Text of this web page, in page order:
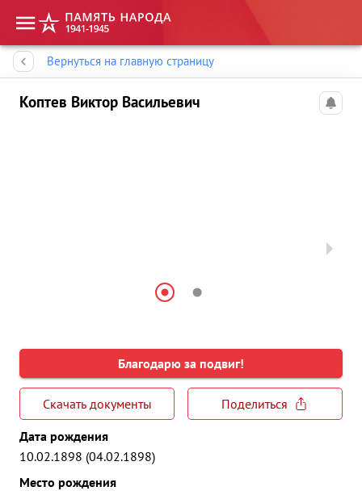
Вернуться на главную страницу
Коптев Виктор Васильевич
Благодарю за подвиг!
Скачать документы
Поделиться
Дата рождения
10.02.1898 (04.02.1898)
Место рождения
Память народа